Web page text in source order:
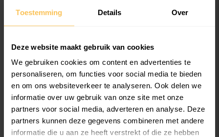
Toestemming Details Over
Deze website maakt gebruik van cookies
We gebruiken cookies om content en advertenties te
personaliseren, om functies voor social media te bieden
en om ons websiteverkeer te analyseren. Ook delen we
informatie over uw gebruik van onze site met onze
partners voor social media, adverteren en analyse. Deze
partners kunnen deze gegevens combineren met andere
informatie die u aan ze heeft verstrekt of die ze hebben
Een kopie maken van het project
Als het project is geopend kun je het
opslaan met een nieuwe naam. Zo
voorkom je dat je het originele project
overschrijft. je kiest dan voor de optie
Bestand en dan Opslaan alswaarna je